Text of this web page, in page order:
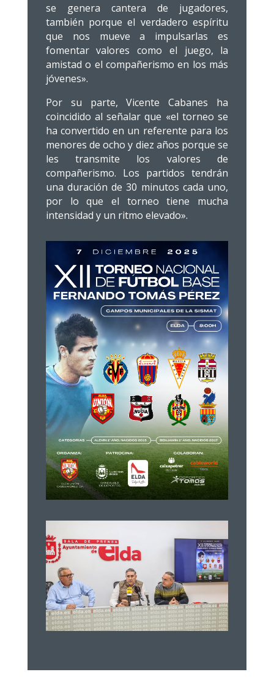
se genera cantera de jugadores,
también porque el verdadero espíritu
que nos mueve a impulsarlas es
fomentar valores como el juego, la
amistad o el compañerismo en los más
jóvenes».
Por su parte, Vicente Cabanes ha
coincidido al señalar que «el torneo se
ha convertido en un referente para los
menores de ocho y diez años porque se
les transmite los valores de
compañerismo. Los partidos tendrán
una duración de 30 minutos cada uno,
por lo que el torneo tiene mucha
intensidad y un ritmo elevado».